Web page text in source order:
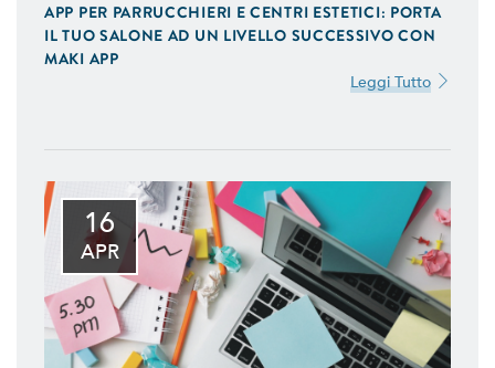
APP PER PARRUCCHIERI E CENTRI ESTETICI: PORTA
IL TUO SALONE AD UN LIVELLO SUCCESSIVO CON
MAKI APP
Leggi Tutto
16
APR